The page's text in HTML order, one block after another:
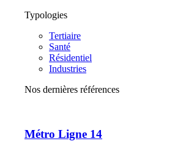
Typologies
Tertiaire
Santé
Résidentiel
Industries
Nos dernières références
Métro Ligne 14